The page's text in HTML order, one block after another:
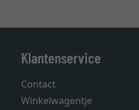
Klantenservice
Contact
Winkelwagentje